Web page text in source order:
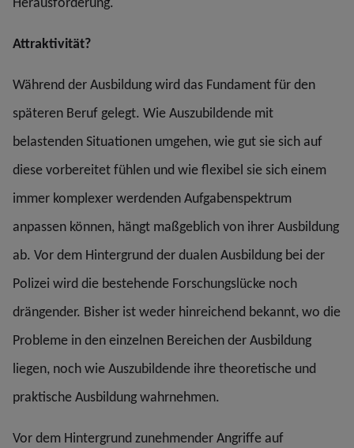
Attraktivität?
Während der Ausbildung wird das Fundament für den
späteren Beruf gelegt. Wie Auszubildende mit
belastenden Situationen umgehen, wie gut sie sich auf
diese vorbereitet fühlen und wie flexibel sie sich einem
immer komplexer werdenden Aufgabenspektrum
anpassen können, hängt maßgeblich von ihrer Ausbildung
ab. Vor dem Hintergrund der dualen Ausbildung bei der
Polizei wird die bestehende Forschungslücke noch
drängender. Bisher ist weder hinreichend bekannt, wo die
Probleme in den einzelnen Bereichen der Ausbildung
liegen, noch wie Auszubildende ihre theoretische und
praktische Ausbildung wahrnehmen.
Vor dem Hintergrund zunehmender Angriffe auf